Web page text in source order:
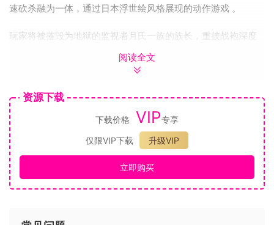
速砍杀融为一体，通过日本浮世绘风格展现的动作游戏 。
玩家将被摧毁为地狱的监视者月氏一族的族长，重披战袍深度
受日本浮世绘风格的启发，GetsuFumaDen的游戏画面既唯美
又恐怖。
动态的2D动作冒险带来艺术般的视觉体验。
残酷的斗争，挑战恐怖的头目。
每个关卡都设有无数恐怖庞大的百足怪，五头水怪等日本各种
妖魔鬼怪的巨大恐怖头目。
阅读全文
资源下载
下载价格 VIP专享
仅限VIP下载
升级VIP
立即购买